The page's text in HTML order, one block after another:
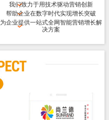
我们致力于用技术驱动营销创新
帮助企业在数字时代实现增长突破
为企业提供一站式全网智能营销增长解
决方案